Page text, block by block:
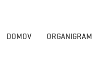
DOMOV ORGANIGRAM